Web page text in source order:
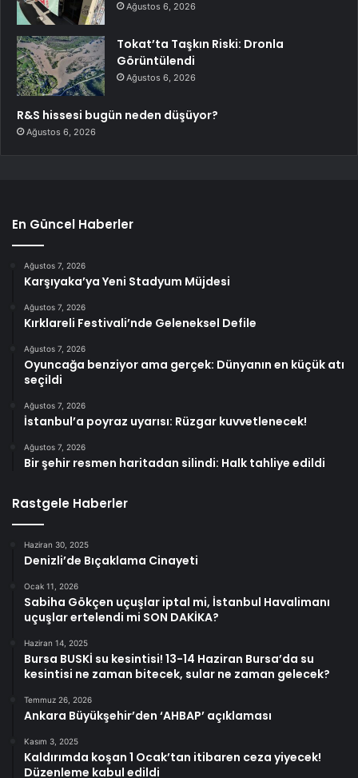
Ağustos 6, 2026
Tokat’ta Taşkın Riski: Dronla
Görüntülendi
Ağustos 6, 2026
R&S hissesi bugün neden düşüyor?
Ağustos 6, 2026
En Güncel Haberler
Ağustos 7, 2026
Karşıyaka’ya Yeni Stadyum Müjdesi
Ağustos 7, 2026
Kırklareli Festivali’nde Geleneksel Defile
Ağustos 7, 2026
Oyuncağa benziyor ama gerçek: Dünyanın en küçük atı
seçildi
Ağustos 7, 2026
İstanbul’a poyraz uyarısı: Rüzgar kuvvetlenecek!
Ağustos 7, 2026
Bir şehir resmen haritadan silindi: Halk tahliye edildi
Rastgele Haberler
Haziran 30, 2025
Denizli’de Bıçaklama Cinayeti
Ocak 11, 2026
Sabiha Gökçen uçuşlar iptal mi, İstanbul Havalimanı
uçuşlar ertelendi mi SON DAKİKA?
Haziran 14, 2025
Bursa BUSKİ su kesintisi! 13-14 Haziran Bursa’da su
kesintisi ne zaman bitecek, sular ne zaman gelecek?
Temmuz 26, 2026
Ankara Büyükşehir’den ‘AHBAP’ açıklaması
Kasım 3, 2025
Kaldırımda koşan 1 Ocak’tan itibaren ceza yiyecek!
Düzenleme kabul edildi